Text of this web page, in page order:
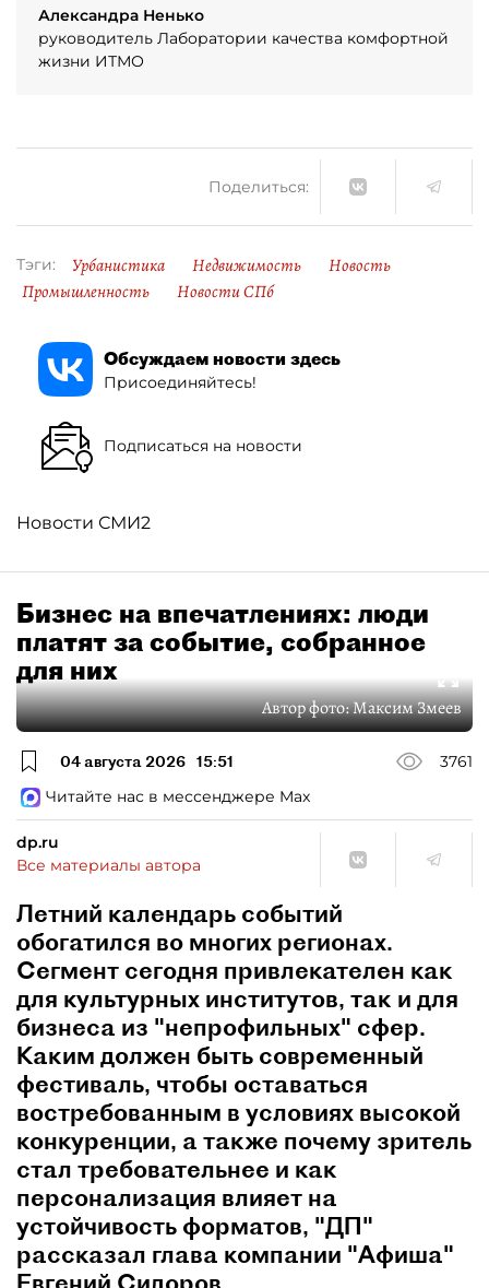
Александра Ненько
руководитель Лаборатории качества комфортной
жизни ИТМО
Поделиться:
Тэги: Урбанистика Недвижимость
Новость
Промышленность
Новости СПб
Обсуждаем новости здесь
Присоединяйтесь!
Подписаться на новости
Новости СМИ2
Бизнес на впечатлениях: люди
платят за событие, собранное
для них
Автор фото:Максим Змеев
04 августа 2026 15:51
3761
Читайте нас в мессенджере Max
dp.ru
Все материалы автора
Летний календарь событий
обогатился во многих регионах.
Сегмент сегодня привлекателен как
для культурных институтов, так и для
бизнеса из "непрофильных" сфер.
Каким должен быть современный
фестиваль, чтобы оставаться
востребованным в условиях высокой
конкуренции, а также почему зритель
стал требовательнее и как
персонализация влияет на
устойчивость форматов, "ДП"
рассказал глава компании "Афиша"